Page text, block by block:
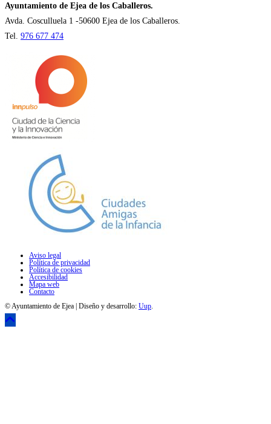
nueva
pestaña
Ayuntamiento de Ejea de los Caballeros.
Avda. Cosculluela 1 -50600 Ejea de los Caballeros.
Tel. 976 677 474
Aviso legal
Política de privacidad
Política de cookies
Accesibilidad
Mapa web
Contacto
© Ayuntamiento de Ejea | Diseño y desarrollo: Uup.